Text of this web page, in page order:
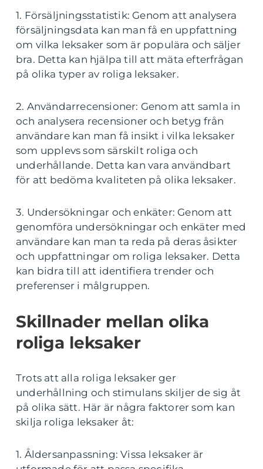
1. Försäljningsstatistik: Genom att analysera
försäljningsdata kan man få en uppfattning
om vilka leksaker som är populära och säljer
bra. Detta kan hjälpa till att mäta efterfrågan
på olika typer av roliga leksaker.
2. Användarrecensioner: Genom att samla in
och analysera recensioner och betyg från
användare kan man få insikt i vilka leksaker
som upplevs som särskilt roliga och
underhållande. Detta kan vara användbart
för att bedöma kvaliteten på olika leksaker.
3. Undersökningar och enkäter: Genom att
genomföra undersökningar och enkäter med
användare kan man ta reda på deras åsikter
och uppfattningar om roliga leksaker. Detta
kan bidra till att identifiera trender och
preferenser i målgruppen.
Skillnader mellan olika
roliga leksaker
Trots att alla roliga leksaker ger
underhållning och stimulans skiljer de sig åt
på olika sätt. Här är några faktorer som kan
skilja roliga leksaker åt:
1. Åldersanpassning: Vissa leksaker är